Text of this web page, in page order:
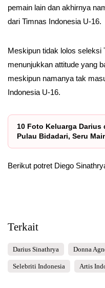
pemain lain dan akhirnya
dari Timnas Indonesia U-16.
Meskipun tidak lolos seleksi
menunjukkan attitude yang
meskipun namanya tak
Indonesia U-16.
10 Foto Keluarga
Pulau Bidadari, Seru
Berikut potret Diego
Terkait
Darius Sinathrya Donna
Selebriti Indonesia Artis